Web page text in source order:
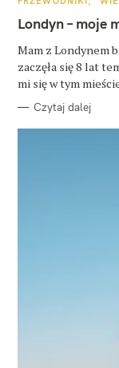
T
E
O
R
I
Londyn – moje
Mam z Londynem
zaczęła się 8 lat
mi się w tym
Czytaj dalej